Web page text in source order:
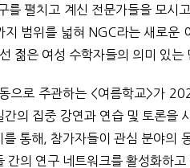
를 펼치고 계신 전문가들을 모
범위를 넓혀 NGC라는 새로운
젊은 여성 수학자들의 의미 있
으로 주관하는 <여름학교>가
의 집중 강연과 연습 및 토론을
통해, 참가자들이 관심 분야의
간의 연구 네트워크를 활성화하